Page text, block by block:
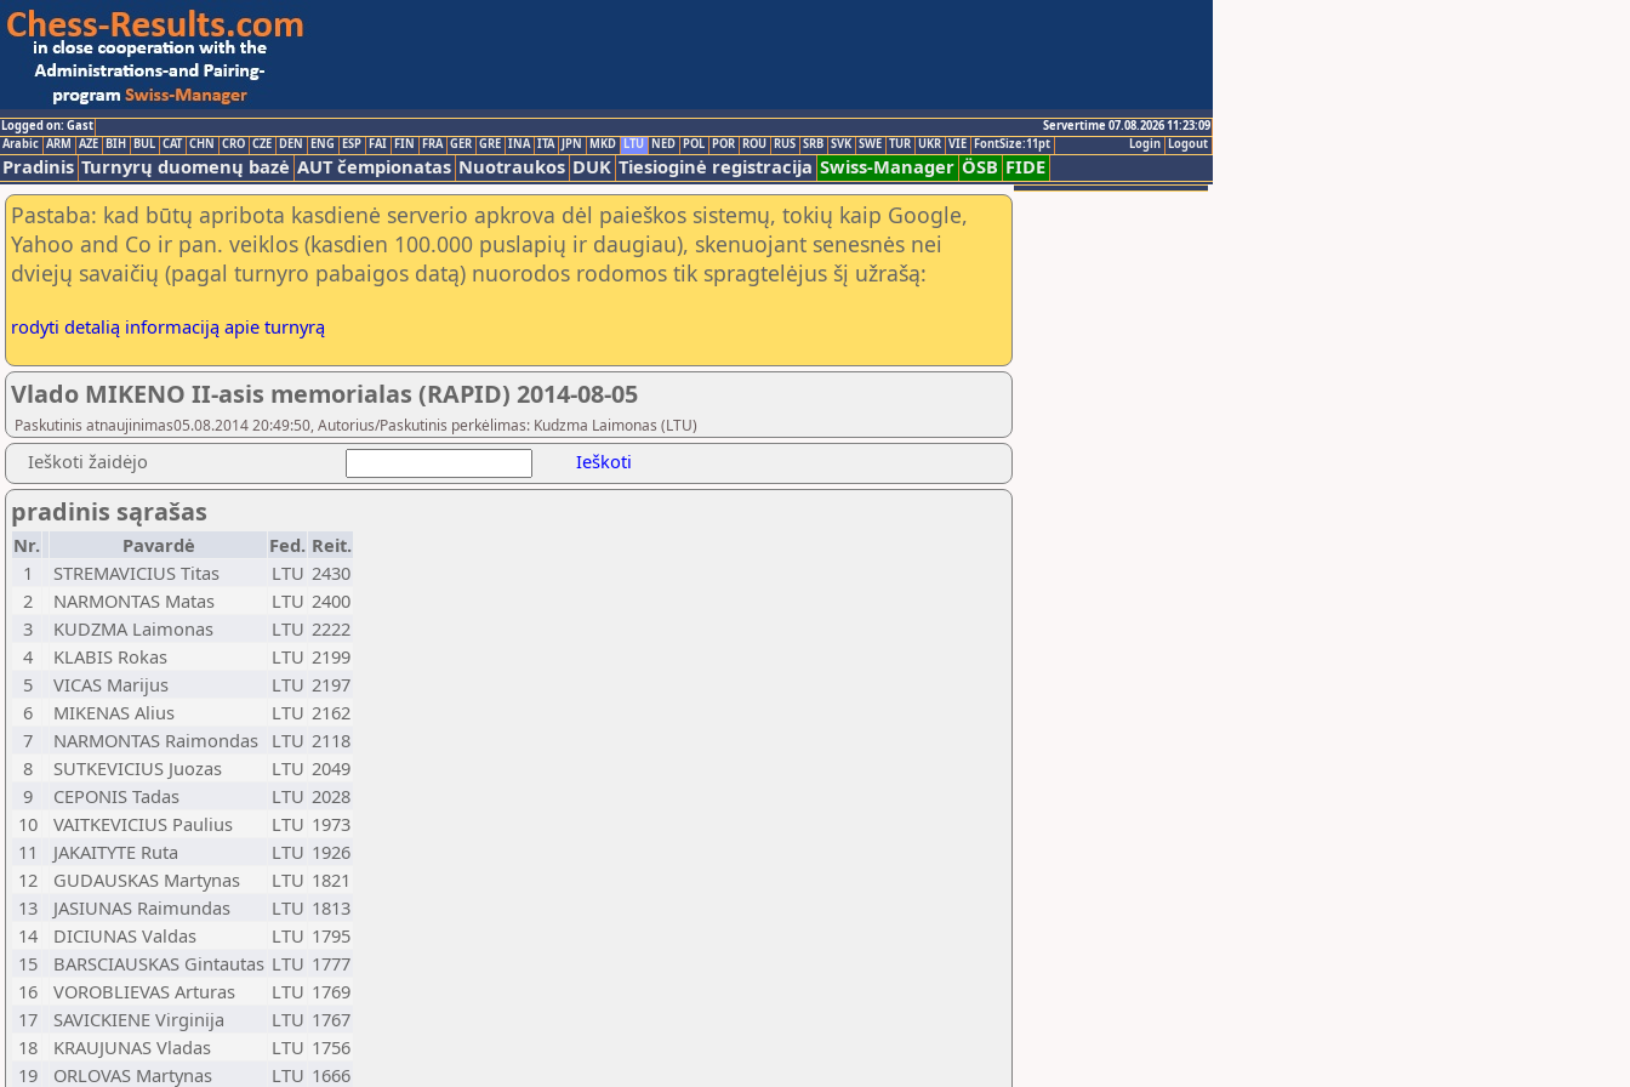
Logged on: Gast
Servertime 07.08.2026 11:23:09
Logout
Login
Arabic ARM AZE BIH BUL CAT CHN CRO CZE DEN ENG ESP FAI FIN FRA GER GRE INA ITA JPN MKD LTU NED POL POR ROU RUS SRB SVK SWE TUR UKR VIE FontSize:11pt
Pradinis Turnyrų duomenų bazė AUT čempionatas Nuotraukos DUK Tiesioginė registracija Swiss-Manager ÖSB FIDE
Pastaba: kad būtų apribota kasdienė serverio apkrova dėl paieškos sistemų, tokių kaip Google,
Yahoo and Co ir pan. veiklos (kasdien 100.000 puslapių ir daugiau), skenuojant senesnės nei
dviejų savaičių (pagal turnyro pabaigos datą) nuorodos rodomos tik spragtelėjus šį užrašą:
rodyti detalią informaciją apie turnyrą
Vlado MIKENO II-asis memorialas (RAPID) 2014-08-05
Paskutinis atnaujinimas05.08.2014 20:49:50, Autorius/Paskutinis perkėlimas: Kudzma Laimonas (LTU)
Ieškoti žaidėjo Ieškoti
pradinis sąrašas
Nr. Pavardė Fed. Reit.
1
STREMAVICIUS Titas LTU 2430
2
NARMONTAS Matas LTU 2400
3
KUDZMA Laimonas LTU 2222
4
KLABIS Rokas LTU 2199
5
VICAS Marijus LTU 2197
6
MIKENAS Alius LTU 2162
7
NARMONTAS Raimondas LTU 2118
8
SUTKEVICIUS Juozas LTU 2049
9
CEPONIS Tadas LTU 2028
10
VAITKEVICIUS Paulius LTU 1973
11
JAKAITYTE Ruta LTU 1926
12
GUDAUSKAS Martynas LTU 1821
13
JASIUNAS Raimundas LTU 1813
14
DICIUNAS Valdas LTU 1795
15
BARSCIAUSKAS Gintautas LTU 1777
16
VOROBLIEVAS Arturas LTU 1769
17
SAVICKIENE Virginija LTU 1767
18
KRAUJUNAS Vladas LTU 1756
19
ORLOVAS Martynas LTU 1666